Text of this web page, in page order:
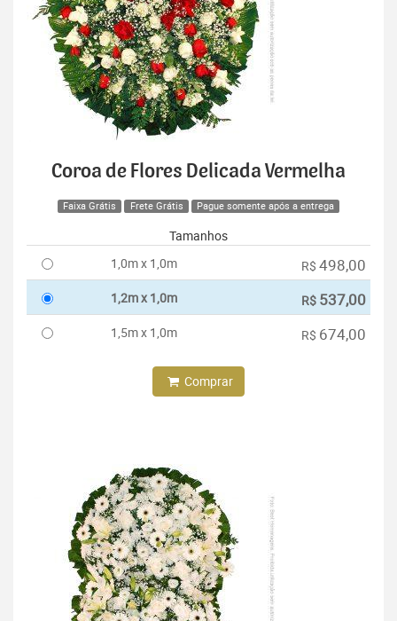
Coroa de Flores Delicada Vermelha
Faixa Grátis Frete Grátis Pague somente após a entrega
Tamanhos
1,0m x 1,0m
R$ 498,00
1,2m x 1,0m R$ 537,00
1,5m x 1,0m R$ 674,00
Comprar